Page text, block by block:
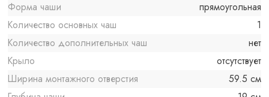
Форма чаши
прямоугольная
Количество основных чаш
1
Количество дополнительных чаш
нет
Крыло
отсутствует
Ширина монтажного отверстия
59.5 см